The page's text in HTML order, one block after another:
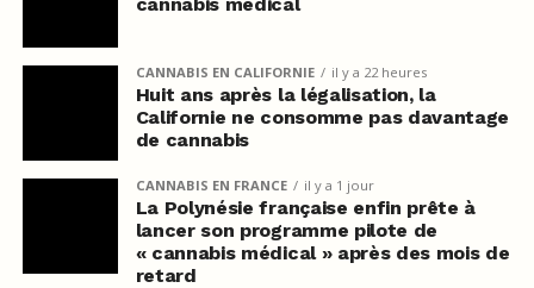
CANNABIS EN CALIFORNIE il y a 22 heures
Huit ans après la légalisation, la
Californie ne consomme pas davantage
de cannabis
CANNABIS EN FRANCE il y a 1 jour
La Polynésie française enfin prête à
lancer son programme pilote de
« cannabis médical » après des mois de
retard